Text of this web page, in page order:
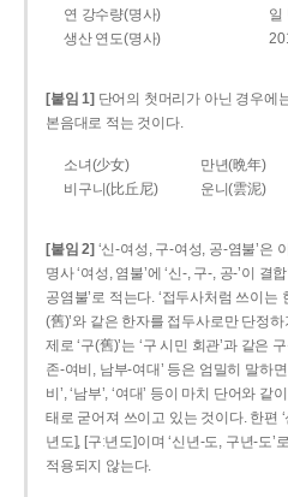
연 강수량(명사)
일
생산 연도(명사)
[붙임 1] 단어의 첫머리가 아닌 경우에
본음대로 적는 것이다.
소녀(少女) 만년(晩年)
비구니(比丘尼)
운니(雲泥)
[붙임 2] ‘신-여성, 구-여성, 공-염불’은
명사 ‘여성, 염불’에 ‘신-, 구-, 공-’이 결
공염불’로 적는다. ‘접두사처럼 쓰이는
(舊)’와 같은 한자를 접두사로만 단정
제로 ‘구(舊)’는 ‘구 시민 회관’과 같은
존­-여비, 남부-­여대’ 등은 엄밀히 말하면
비’, ‘남부’, ‘여대’ 등이 마치 단어와
태로 굳어져 쓰이고 있는 것이다. 한편
년도], [구ː년도]이며 ‘신년­-도, 구년-­도’
적용되지 않는다.